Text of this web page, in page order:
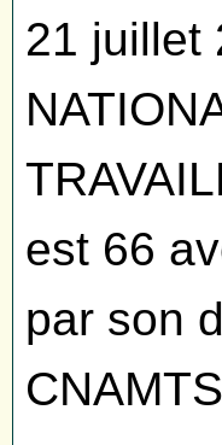
21 juillet
est 66
par son